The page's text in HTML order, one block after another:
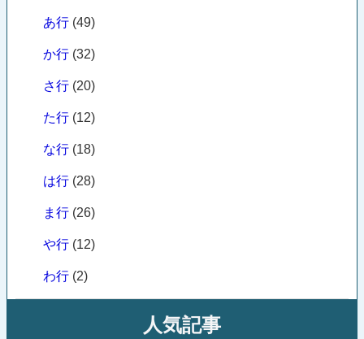
あ行 (49)
か行 (32)
さ行 (20)
た行 (12)
な行 (18)
は行 (28)
ま行 (26)
や行 (12)
わ行 (2)
人気記事